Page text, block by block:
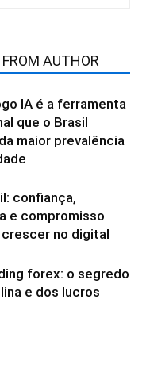
FROM AUTHOR
IA é a ferramenta
que o Brasil
maior prevalência
confiança,
e compromisso
no digital
forex: o segredo
e dos lucros